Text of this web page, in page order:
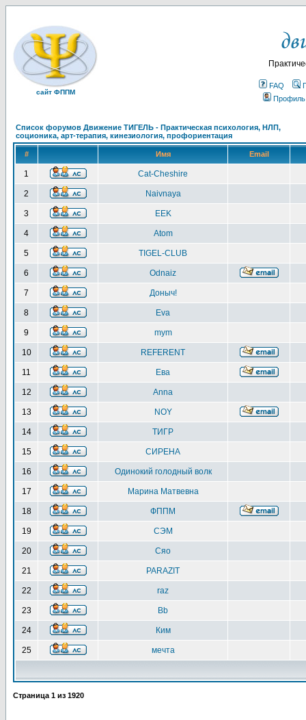
сайт ФППМ
FAQ
Профиль
Список форумов Движение ТИГЕЛЬ - Практическая психология, НЛП,
соционика, арт-терапия, кинезиология, профориентация
# Имя Email
1 Cat-Cheshire
2 Naivnaya
3 EEK
4 Atom
5 TIGEL-CLUB
6 Odnaiz
7 Доныч!
8 Eva
9 mym
10 REFERENT
11 Ева
12 Anna
13 NOY
14 ТИГР
15 СИРЕНА
16 Одинокий голодный волк
17 Марина Матвевна
18 ФППМ
19 СЭМ
20 Сяо
21 PARAZIT
22 raz
23 Bb
24 Ким
25 мечта
Страница 1 из 1920